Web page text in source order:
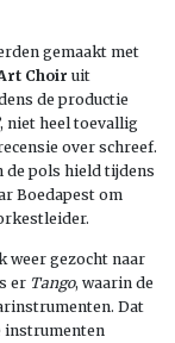
gemaakt met
Choir uit
de productie
niet heel toevallig
over schreef.
de pols hield tijdens
Boedapest om
weer gezocht naar
er Tango, waarin de
Dat
instrumenten